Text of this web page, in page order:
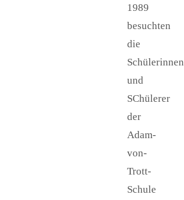
1989
besuchten
die
Schülerinnen
und
SChülerer
der
Adam-
von-
Trott-
Schule